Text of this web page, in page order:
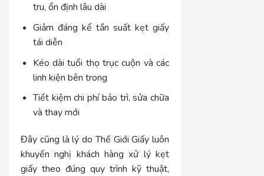
tru, ổn định lâu dài
Giảm đáng kể tần suất kẹt giấy
tái diễn
Kéo dài tuổi thọ trục cuộn và các
linh kiện bên trong
Tiết kiệm chi phí bảo trì, sửa chữa
và thay mới
Đây cũng là lý do Thế Giới Giấy luôn
khuyến nghị khách hàng xử lý kẹt
giấy theo đúng quy trình kỹ thuật,